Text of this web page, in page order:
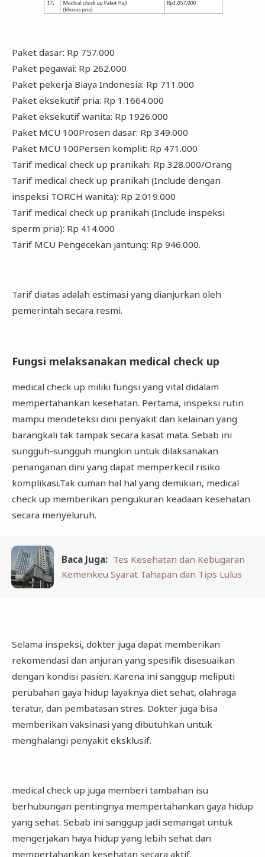
Paket dasar: Rp 757.000
Paket pegawai: Rp 262.000
Paket pekerja Biaya Indonesia: Rp 711.000
Paket eksekutif pria: Rp 1.1664.000
Paket eksekutif wanita: Rp 1926.000
Paket MCU 100Prosen dasar: Rp 349.000
Paket MCU 100Persen komplit: Rp 471.000
Tarif medical check up pranikah: Rp 328.000/Orang
Tarif medical check up pranikah (Include dengan
inspeksi TORCH wanita): Rp 2.019.000
Tarif medical check up pranikah (Include inspeksi
sperm pria): Rp 414.000
Tarif MCU Pengecekan jantung: Rp 946.000.
Tarif diatas adalah estimasi yang dianjurkan oleh
pemerintah secara resmi.
Fungsi melaksanakan medical check up
medical check up miliki fungsi yang vital didalam
mempertahankan kesehatan. Pertama, inspeksi rutin
mampu mendeteksi dini penyakit dan kelainan yang
barangkali tak tampak secara kasat mata. Sebab ini
sungguh-sungguh mungkin untuk dilaksanakan
penanganan dini yang dapat memperkecil risiko
komplikasi.Tak cuman hal hal yang demikian, medical
check up memberikan pengukuran keadaan kesehatan
secara menyeluruh.
Baca Juga: Tes Kesehatan dan Kebugaran
Kemenkeu Syarat Tahapan dan Tips Lulus
Selama inspeksi, dokter juga dapat memberikan
rekomendasi dan anjuran yang spesifik disesuaikan
dengan kondisi pasien. Karena ini sanggup meliputi
perubahan gaya hidup layaknya diet sehat, olahraga
teratur, dan pembatasan stres. Dokter juga bisa
memberikan vaksinasi yang dibutuhkan untuk
menghalangi penyakit eksklusif.
medical check up juga memberi tambahan isu
berhubungan pentingnya mempertahankan gaya hidup
yang sehat. Sebab ini sanggup jadi semangat untuk
mengerjakan haya hidup yang lebih sehat dan
mempertahankan kesehatan secara aktif.